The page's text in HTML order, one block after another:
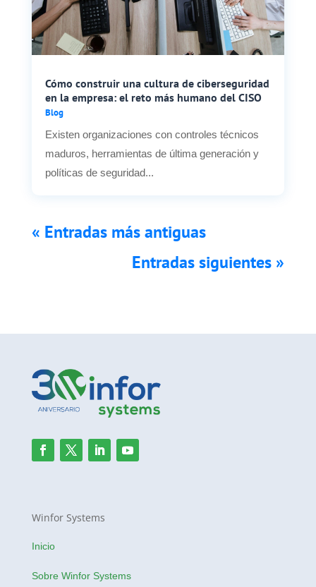
Cómo construir una cultura de ciberseguridad
en la empresa: el reto más humano del CISO
Blog
Existen organizaciones con controles técnicos
maduros, herramientas de última generación y
políticas de seguridad...
« Entradas más antiguas
Entradas siguientes »
Winfor Systems
Inicio
Sobre Winfor Systems